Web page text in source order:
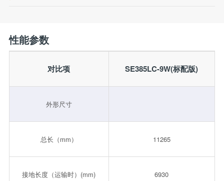
性能参数
对比项 SE385LC-9W(标配版)
外形尺寸
总长（mm） 11265
接地长度（运输时）(mm) 6930